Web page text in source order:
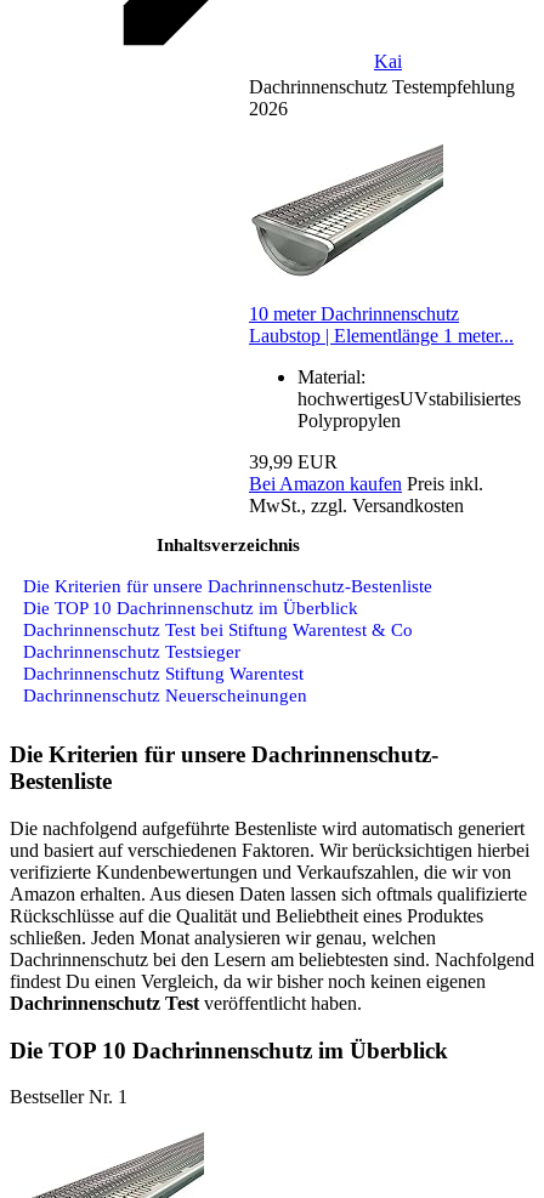
Kai
Dachrinnenschutz Testempfehlung
2026
10 meter Dachrinnenschutz
Laubstop | Elementlänge 1 meter...
Material:
hochwertigesUVstabilisiertes
Polypropylen
39,99 EUR
Bei Amazon kaufen Preis inkl.
MwSt., zzgl. Versandkosten
Inhaltsverzeichnis
Die Kriterien für unsere Dachrinnenschutz-Bestenliste
Die TOP 10 Dachrinnenschutz im Überblick
Dachrinnenschutz Test bei Stiftung Warentest & Co
Dachrinnenschutz Testsieger
Dachrinnenschutz Stiftung Warentest
Dachrinnenschutz Neuerscheinungen
Die Kriterien für unsere Dachrinnenschutz-
Bestenliste
Die nachfolgend aufgeführte Bestenliste wird automatisch generiert
und basiert auf verschiedenen Faktoren. Wir berücksichtigen hierbei
verifizierte Kundenbewertungen und Verkaufszahlen, die wir von
Amazon erhalten. Aus diesen Daten lassen sich oftmals qualifizierte
Rückschlüsse auf die Qualität und Beliebtheit eines Produktes
schließen. Jeden Monat analysieren wir genau, welchen
Dachrinnenschutz bei den Lesern am beliebtesten sind. Nachfolgend
findest Du einen Vergleich, da wir bisher noch keinen eigenen
Dachrinnenschutz Test veröffentlicht haben.
Die TOP 10 Dachrinnenschutz im Überblick
Bestseller Nr. 1